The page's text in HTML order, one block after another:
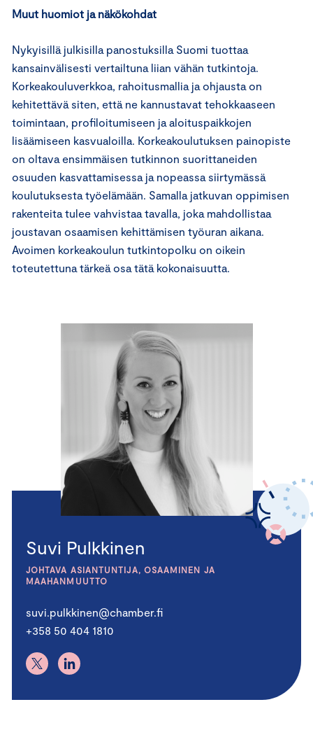
Muut huomiot ja näkökohdat
Nykyisillä julkisilla panostuksilla Suomi tuottaa
kansainvälisesti vertailtuna liian vähän tutkintoja.
Korkeakouluverkkoa, rahoitusmallia ja ohjausta on
kehitettävä siten, että ne kannustavat tehokkaaseen
toimintaan, profiloitumiseen ja aloituspaikkojen
lisäämiseen kasvualoilla. Korkeakoulutuksen painopiste
on oltava ensimmäisen tutkinnon suorittaneiden
osuuden kasvattamisessa ja nopeassa siirtymässä
koulutuksesta työelämään. Samalla jatkuvan oppimisen
rakenteita tulee vahvistaa tavalla, joka mahdollistaa
joustavan osaamisen kehittämisen työuran aikana.
Avoimen korkeakoulun tutkintopolku on oikein
toteutettuna tärkeä osa tätä kokonaisuutta.
Suvi Pulkkinen
JOHTAVA ASIANTUNTIJA, OSAAMINEN JA
MAAHANMUUTTO
suvi.pulkkinen@chamber.fi
+358 50 404 1810